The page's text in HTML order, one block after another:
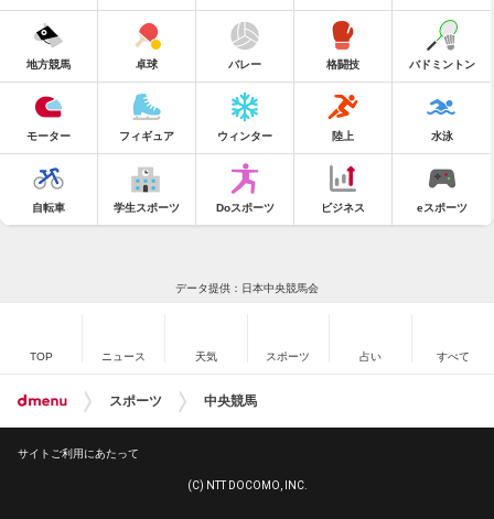
地方競馬 卓球 バレー 格闘技 バドミントン
モーター フィギュア ウィンター 陸上 水泳
自転車 学生スポーツ Doスポーツ ビジネス eスポーツ
データ提供：日本中央競馬会
TOP ニュース 天気 スポーツ 占い すべて
スポーツ 中央競馬
サイトご利用にあたって
(C) NTT DOCOMO, INC.